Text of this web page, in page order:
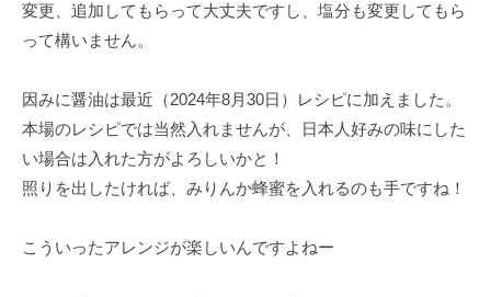
変更、追加してもらって大丈夫ですし、塩分も変更してもら
って構いません。
因みに醤油は最近（2024年8月30日）レシピに加えました。
本場のレシピでは当然入れませんが、日本人好みの味にした
い場合は入れた方がよろしいかと！
照りを出したければ、みりんか蜂蜜を入れるのも手ですね！
こういったアレンジが楽しいんですよねー